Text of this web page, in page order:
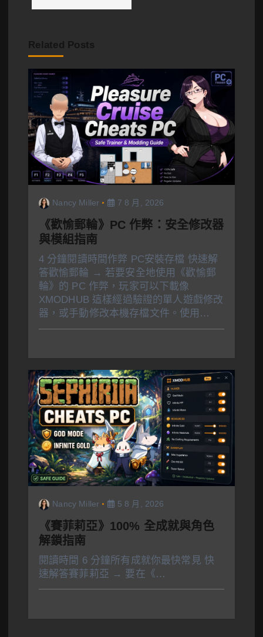
Related Posts
Nancy Miller 7 8 月, 2026
《歡愉郵輪》PC 作弊：安全修改器
與模組指南
4 分鐘閱讀時間作弊 PC安裝存檔 快速解
答歡愉郵輪 → 若要安全地使用《歡愉郵
輪》的 PC 作弊，玩家可以下載像
XMODHUB 這樣經過驗證的單人遊戲修改
器，或手動修改本機存檔文件。使用…
Nancy Miller 5 8 月, 2026
《賽菲莉亞》100% 全成就與角色
解鎖指南
閱讀時間 6 分鐘所有成就你最快常見 快
速解答賽菲莉亞 → 要在《…